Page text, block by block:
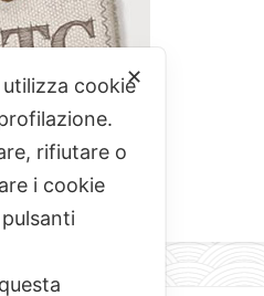
✕
cookie
rifiutare o
i cookie